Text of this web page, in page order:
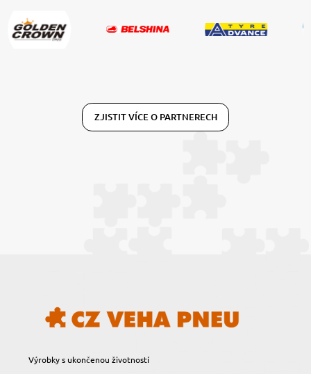
ZJISTIT VÍCE O PARTNERECH
Výrobky s ukončenou životností